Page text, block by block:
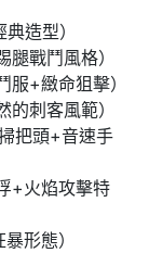
造型）
戰鬥風格）
+緻命狙擊）
刺客風範）
把頭+音速手
+火焰攻擊特
形態）